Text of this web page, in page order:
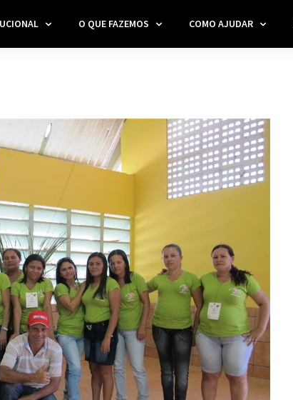
O QUE FAZEMOS COMO AJUDAR